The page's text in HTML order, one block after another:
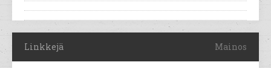
Linkkejä Mainos